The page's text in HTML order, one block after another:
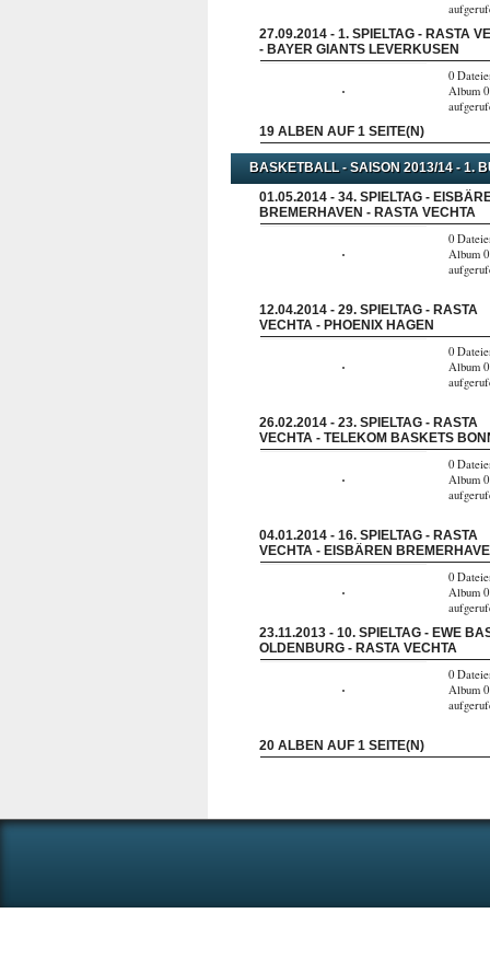
27.09.2014 - 1. SPIELTAG - RASTA
- BAYER GIANTS LEVERKUSEN
0
Album
19 ALBEN AUF 1 SEITE(N)
BASKETBALL - SAISON 2013/14 - 1.
01.05.2014 - 34. SPIELTAG -
BREMERHAVEN - RASTA VECHTA
0
Album
12.04.2014 - 29. SPIELTAG - RASTA
VECHTA - PHOENIX HAGEN
0
Album
26.02.2014 - 23. SPIELTAG - RASTA
VECHTA - TELEKOM BASKETS
0
Album
04.01.2014 - 16. SPIELTAG - RASTA
VECHTA - EISBÄREN
0
Album
23.11.2013 - 10. SPIELTAG - EWE
OLDENBURG - RASTA VECHTA
0
Album
20 ALBEN AUF 1 SEITE(N)